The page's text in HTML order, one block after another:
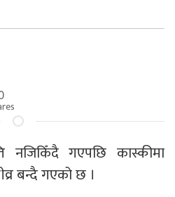
नजिकिँदै गएपछि कास्कीमा
बन्दै गएको छ ।